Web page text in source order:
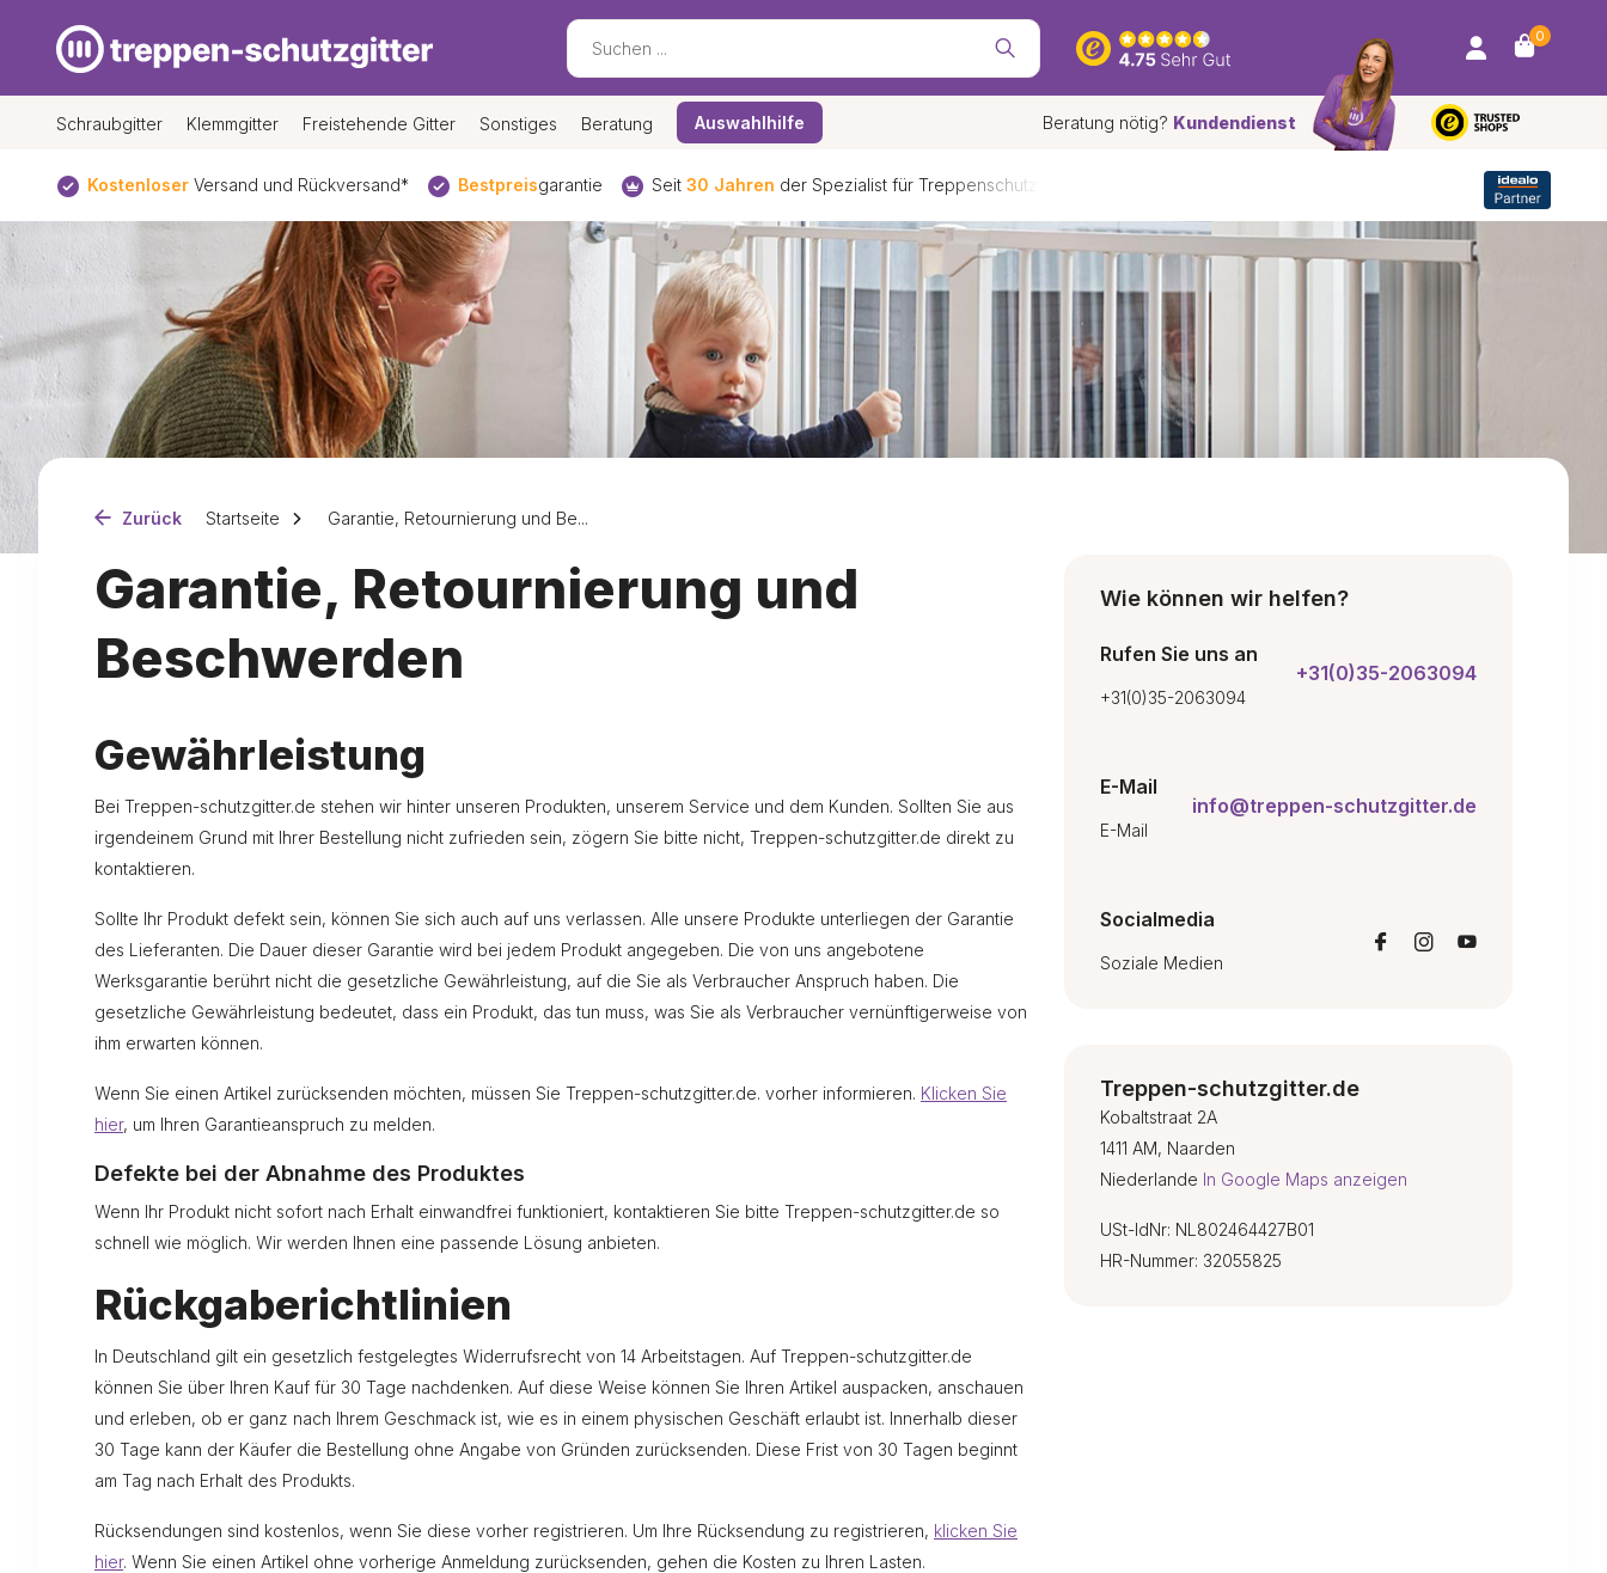
0
Schraubgitter Klemmgitter Freistehende Gitter Sonstiges Beratung Auswahlhilfe Beratung nötig? Kundendienst
Kostenloser Versand und Rückversand* Bestpreisgarantie Seit 30 Jahren der Spezialist für Treppenschutzgitter
Zurück Startseite Garantie, Retournierung und Be...
Garantie, Retournierung und
Beschwerden
Gewährleistung
Bei Treppen-schutzgitter.de stehen wir hinter unseren Produkten, unserem Service und dem Kunden. Sollten Sie aus
irgendeinem Grund mit Ihrer Bestellung nicht zufrieden sein, zögern Sie bitte nicht, Treppen-schutzgitter.de direkt zu
kontaktieren.
Sollte Ihr Produkt defekt sein, können Sie sich auch auf uns verlassen. Alle unsere Produkte unterliegen der Garantie
des Lieferanten. Die Dauer dieser Garantie wird bei jedem Produkt angegeben. Die von uns angebotene
Werksgarantie berührt nicht die gesetzliche Gewährleistung, auf die Sie als Verbraucher Anspruch haben. Die
gesetzliche Gewährleistung bedeutet, dass ein Produkt, das tun muss, was Sie als Verbraucher vernünftigerweise von
ihm erwarten können.
Wenn Sie einen Artikel zurücksenden möchten, müssen Sie Treppen-schutzgitter.de. vorher informieren. Klicken Sie
hier, um Ihren Garantieanspruch zu melden.
Defekte bei der Abnahme des Produktes
Wenn Ihr Produkt nicht sofort nach Erhalt einwandfrei funktioniert, kontaktieren Sie bitte Treppen-schutzgitter.de so
schnell wie möglich. Wir werden Ihnen eine passende Lösung anbieten.
Rückgaberichtlinien
In Deutschland gilt ein gesetzlich festgelegtes Widerrufsrecht von 14 Arbeitstagen. Auf Treppen-schutzgitter.de
können Sie über Ihren Kauf für 30 Tage nachdenken. Auf diese Weise können Sie Ihren Artikel auspacken, anschauen
und erleben, ob er ganz nach Ihrem Geschmack ist, wie es in einem physischen Geschäft erlaubt ist. Innerhalb dieser
30 Tage kann der Käufer die Bestellung ohne Angabe von Gründen zurücksenden. Diese Frist von 30 Tagen beginnt
am Tag nach Erhalt des Produkts.
Rücksendungen sind kostenlos, wenn Sie diese vorher registrieren. Um Ihre Rücksendung zu registrieren, klicken Sie
hier. Wenn Sie einen Artikel ohne vorherige Anmeldung zurücksenden, gehen die Kosten zu Ihren Lasten.
Wie können wir helfen?
Rufen Sie uns an
+31(0)35-2063094
+31(0)35-2063094
E-Mail
E-Mail
info@treppen-schutzgitter.de
Socialmedia
Soziale Medien
Treppen-schutzgitter.de
Kobaltstraat 2A
1411 AM, Naarden
Niederlande In Google Maps anzeigen
USt-IdNr: NL802464427B01
HR-Nummer: 32055825